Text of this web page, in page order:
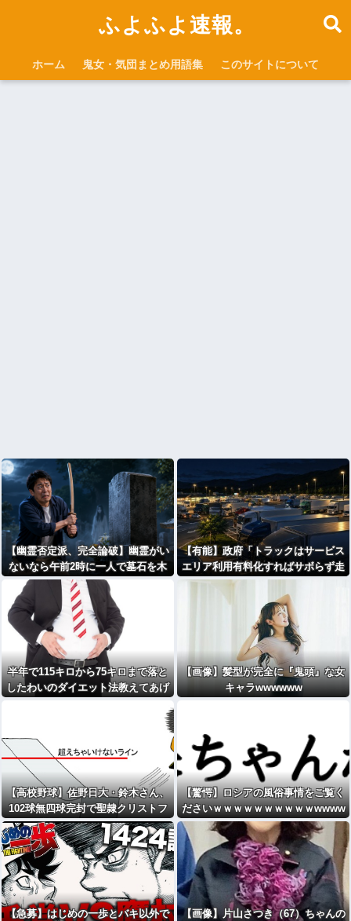
ふよふよ速報。
ホーム 鬼女・気団まとめ用語集 このサイトについて
【幽霊否定派、完全論破】幽霊がい
ないなら午前2時に一人で墓石を木
刀で叩き割れるよな？ｗｗｗｗｗ
【有能】政府「トラックはサービス
エリア利用有料化すればサボらず走
るし流問題解決じゃね？」
半年で115キロから75キロまで落と
したわいのダイエット法教えてあげ
【画像】髪型が完全に『鬼頭』な女
キャラwwwwww
【高校野球】佐野日大・鈴木さん、
102球無四球完封で聖隷クリストフ
ァーを1対0撃破ｗｗｗｗｗｗｗｗｗ
ｗ
【驚愕】ロシアの風俗事情をご覧く
ださいｗｗｗｗｗｗｗｗｗｗwwww
【急募】はじめの一歩とバキ以外で
【画像】片山さつき（67）ちゃんの